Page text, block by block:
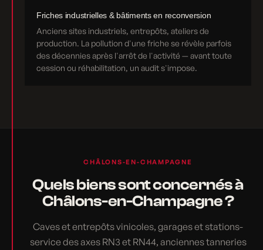
Friches industrielles & bâtiments en reconversion
Anciens sites industriels, entrepôts, ateliers de
production. La pollution d'une friche se révèle parfois
des décennies après l'arrêt de l'activité — avant toute
cession ou réhabilitation, un audit s'impose.
CHÂLONS-EN-CHAMPAGNE
Quels biens sont concernés à
Châlons-en-Champagne ?
Caves et entrepôts vinicoles, garages et stations-
service des axes RN3 et RN44, anciennes tanneries